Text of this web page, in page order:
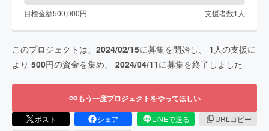
目標金額500,000円 支援者数1 人
このプロジェクトは、 2024/02/15に募集を開始し、 1 人の支援に
より 500円の資金を集め、 2024/04/11に募集を終了しました
もう一度プロジェクトをやってほしい
ポスト シェア LINEで送る
URLコピー